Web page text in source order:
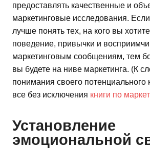
предоставлять качественные и
маркетинговые исследования.
лучше понять тех, на кого вы
поведение, привычки и
маркетинговым сообщениям, тем
вы будете на ниве маркетинга. (К
понимания своего потенциального
все без исключения книги по
Установление
эмоциональной